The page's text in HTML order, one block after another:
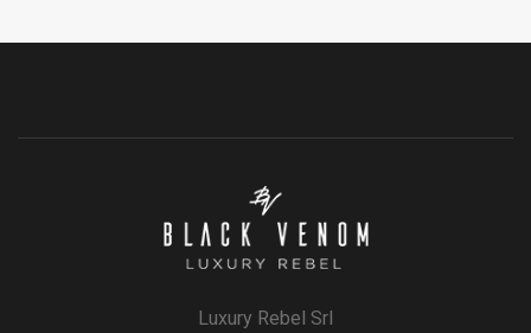
Luxury Rebel Srl